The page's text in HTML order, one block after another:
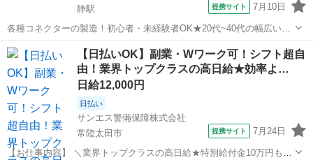
静駅
提携サイト 7月10日
各種コネクターの製造！初心者・未経験者OK★20代~40代の幅広い男
女活躍中！空調完備！お弁当持込み可！仕出し弁当あり！マイカー通
勤可！無料駐車場完備！《茨城県常陸大宮市》 人気の工場のお仕事 ◇
各種コネクターの製造◇ ＊...
茨城 常陸太田市 その他
【日払いOK】副業・Wワーク可！シフト超自
由！業界トップクラスの高日給★効率よ…
日給12,000円
日払い
サンエス警備保障株式会社
常陸太田市
提携サイト 7月24日
【お仕事内容】 ＼業界トップクラスの高日給★特別給付金10万円も！